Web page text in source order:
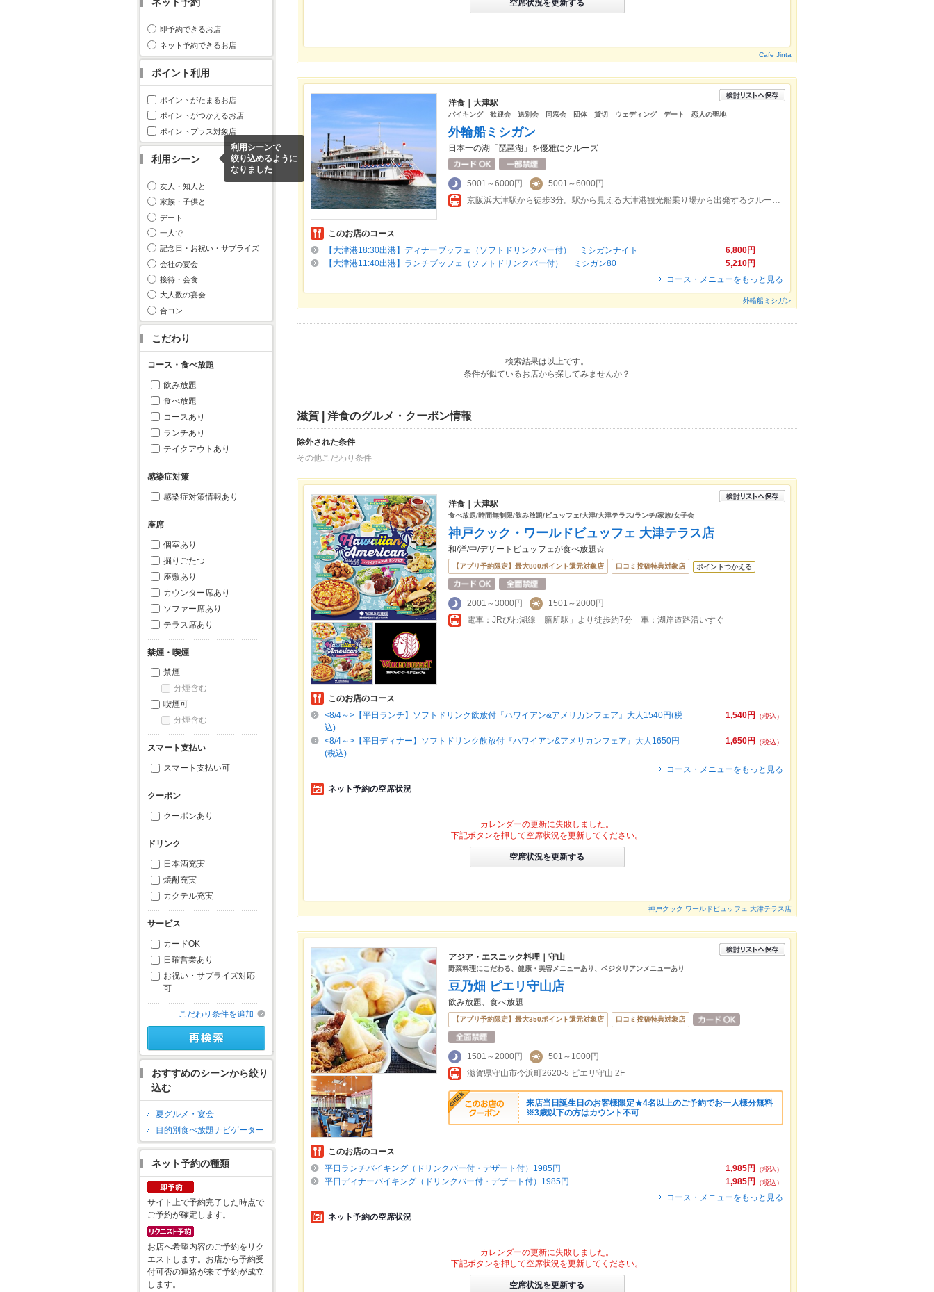
即予約できるお店
ネット予約できるお店
ポイント利用
ポイントがたまるお店
ポイントがつかえるお店
ポイントプラス対象店
利用シーン
利用シーンで
絞り込めるように
なりました
友人・知人と
家族・子供と
デート
一人で
記念日・お祝い・サプライズ
会社の宴会
接待・会食
大人数の宴会
合コン
こだわり
コース・食べ放題
飲み放題
食べ放題
コースあり
ランチあり
テイクアウトあり
感染症対策
感染症対策情報あり
座席
個室あり
掘りごたつ
座敷あり
カウンター席あり
ソファー席あり
テラス席あり
禁煙・喫煙
禁煙
分煙含む
喫煙可
分煙含む
スマート支払い
スマート支払い可
クーポン
クーポンあり
ドリンク
日本酒充実
焼酎充実
カクテル充実
サービス
カードOK
日曜営業あり
お祝い・サプライズ対応
可
こだわり条件を追加
おすすめのシーンから絞り
込む
夏グルメ・宴会
目的別食べ放題ナビゲーター
ネット予約の種類
サイト上で予約完了した時点で
ご予約が確定します。
お店へ希望内容のご予約をリク
エストします。お店から予約受
付可否の連絡が来て予約が成立
します。
空席状況を更新する
Cafe Jinta
洋食｜大津駅
バイキング 歓迎会 送別会 同窓会 団体 貸切 ウェディング デート 恋人の聖地
外輪船ミシガン
日本一の湖「琵琶湖」を優雅にクルーズ
5001～6000円
5001～6000円
京阪浜大津駅から徒歩3分。駅から見える大津港観光船乗り場から出発するクルーズです。
このお店のコース
6,800円
【大津港18:30出港】ディナーブッフェ（ソフトドリンクバー付） ミシガンナイト
5,210円
【大津港11:40出港】ランチブッフェ（ソフトドリンクバー付） ミシガン80
コース・メニューをもっと見る
外輪船ミシガン
検索結果は以上です。
条件が似ているお店から探してみませんか？
滋賀 | 洋食のグルメ・クーポン情報
除外された条件
その他こだわり条件
洋食｜大津駅
食べ放題/時間無制限/飲み放題/ビュッフェ/大津/大津テラス/ランチ/家族/女子会
神戸クック・ワールドビュッフェ 大津テラス店
和/洋/中/デザートビュッフェが食べ放題☆
【アプリ予約限定】最大800ポイント還元対象店 口コミ投稿特典対象店 ポイントつかえる
2001～3000円
1501～2000円
電車：JRびわ湖線「膳所駅」より徒歩約7分 車：湖岸道路沿いすぐ
このお店のコース
1,540円
（税込）
<8/4～>【平日ランチ】ソフトドリンク飲放付『ハワイアン&アメリカンフェア』大人1540円(税
込)
1,650円
（税込）
<8/4～>【平日ディナー】ソフトドリンク飲放付『ハワイアン&アメリカンフェア』大人1650円
(税込)
コース・メニューをもっと見る
ネット予約の空席状況
カレンダーの更新に失敗しました。
下記ボタンを押して空席状況を更新してください。
空席状況を更新する
神戸クック ワールドビュッフェ 大津テラス店
アジア・エスニック料理｜守山
野菜料理にこだわる、健康・美容メニューあり、ベジタリアンメニューあり
豆乃畑 ピエリ守山店
飲み放題、食べ放題
【アプリ予約限定】最大350ポイント還元対象店 口コミ投稿特典対象店
1501～2000円
501～1000円
滋賀県守山市今浜町2620-5 ピエリ守山 2F
来店当日誕生日のお客様限定★4名以上のご予約でお一人様分無料
※3歳以下の方はカウント不可
このお店のコース
1,985円
（税込）
平日ランチバイキング（ドリンクバー付・デザート付）1985円
1,985円
（税込）
平日ディナーバイキング（ドリンクバー付・デザート付）1985円
コース・メニューをもっと見る
ネット予約の空席状況
カレンダーの更新に失敗しました。
下記ボタンを押して空席状況を更新してください。
空席状況を更新する